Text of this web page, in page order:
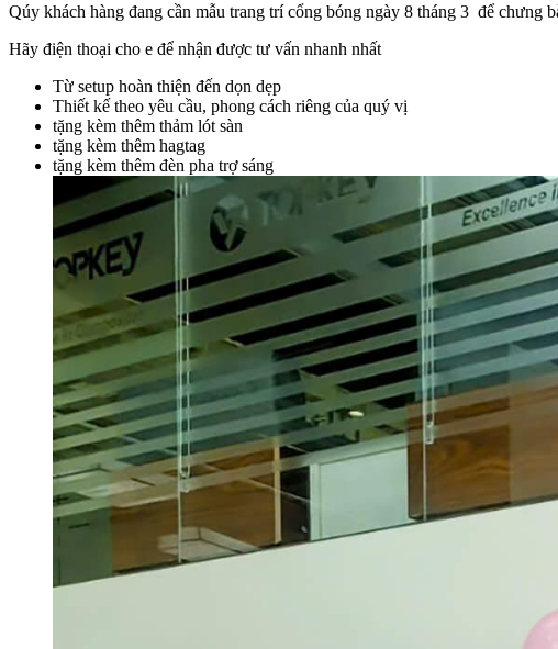
Qúy khách hàng đang cần mẫu trang trí cổng bóng ngày 8 tháng 3 để chưng
Hãy điện thoại cho e để nhận được tư vấn nhanh nhất
Từ setup hoàn thiện đến dọn dẹp
Thiết kế theo yêu cầu, phong cách riêng của quý vị
tặng kèm thêm thảm lót sàn
tặng kèm thêm hagtag
tặng kèm thêm đèn pha trợ sáng